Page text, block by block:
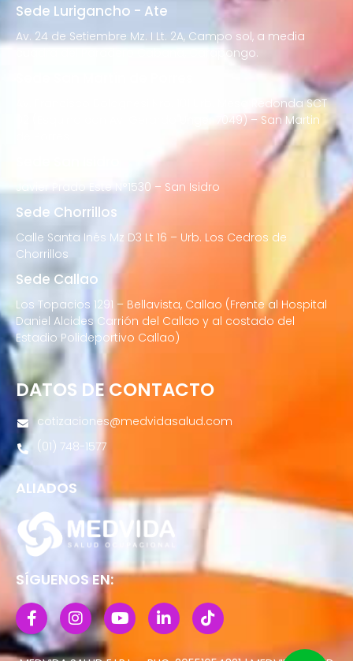
Sede Lurigancho - Ate
Av. 24 de Setiembre Mz. I Lt. 2A, Campo sol, a media
cuadra del Paradero Cabana, Carapongo.
Av. Francisco Bolognesi Nro. 101 Urb. Mesa Redonda SCT
02 (Esquina con Av. Gerardo Unger 7049) – San Martin
Javier Prado Este N°1530 – San Isidro
Sede Chorrillos
Calle Santa Inés Mz D3 Lt 16 – Urb. Los Cedros de
Chorrillos
Sede Callao
Los Topacios 1291 – Bellavista, Callao (Frente al Hospital
Daniel Alcides Carrión del Callao y al costado del
Estadio Polideportivo Callao)
DATOS DE CONTACTO
cotizaciones@medvidasalud.com
(01) 748-1577
ALIADOS
SÍGUENOS EN: